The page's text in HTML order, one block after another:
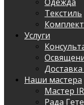
Текстиль
Услуги
Наши мастера
Мастер
Рада